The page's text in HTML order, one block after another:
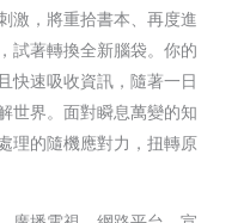
激，將重拾書本、再度進
試著轉換全新腦袋。你的
快速吸收資訊，隨著一日
世界。面對瞬息萬變的知
理的隨機應對力，扭轉原